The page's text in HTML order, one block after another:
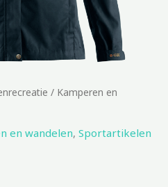
/ Kamperen en
en wandelen, Sportartikelen